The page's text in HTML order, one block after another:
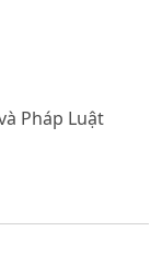
Pháp Luật